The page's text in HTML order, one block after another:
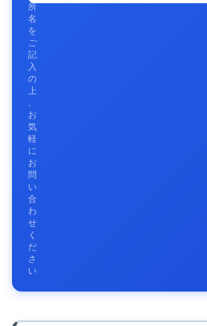
所
名
を
ご
記
入
の
上
、
お
気
軽
に
お
問
い
合
わ
せ
く
だ
さ
い